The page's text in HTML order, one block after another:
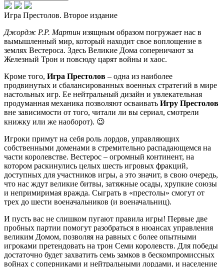
Игра Престолов. Второе издание
Джордж Р.Р. Мартин изящным образом погружает нас в
вымышленный мир, который находит свое воплощение в
землях Вестероса. Здесь Великие Дома соперничают за
Железный Трон и повсюду царят войны и хаос.
Кроме того, Игра Престолов – одна из наиболее
продвинутых и сбалансированных военных стратегий в мире
настольных игр. Ее нейтральный дизайн и увлекательная
продуманная механика позволяют осваивать Игру Престолов
вне зависимости от того, читали ли вы сериал, смотрели
книжку или же наоборот). 😉
Игроки примут на себя роль лордов, управляющих
собственными доменами в стремительно распадающемся на
части королевстве. Вестерос – огромный континент, на
котором раскинулись целых шесть игровых фракций,
доступных для участников игры, а это значит, в свою очередь,
что нас ждут великие битвы, затяжные осады, хрупкие союзы
и непримиримая вражда. Сыграть в «престолы» смогут от
трех до шести военачальников (и военачальниц).
И пусть вас не слишком пугают правила игры! Первые две
пробных партии помогут разобраться в нюансах управления
великим Домом, позволяя на равных с более опытными
игроками претендовать на трон Семи королевств. Для победы
достаточно будет захватить семь замков в бескомпромиссных
войнах с соперниками и нейтральными лордами, и население